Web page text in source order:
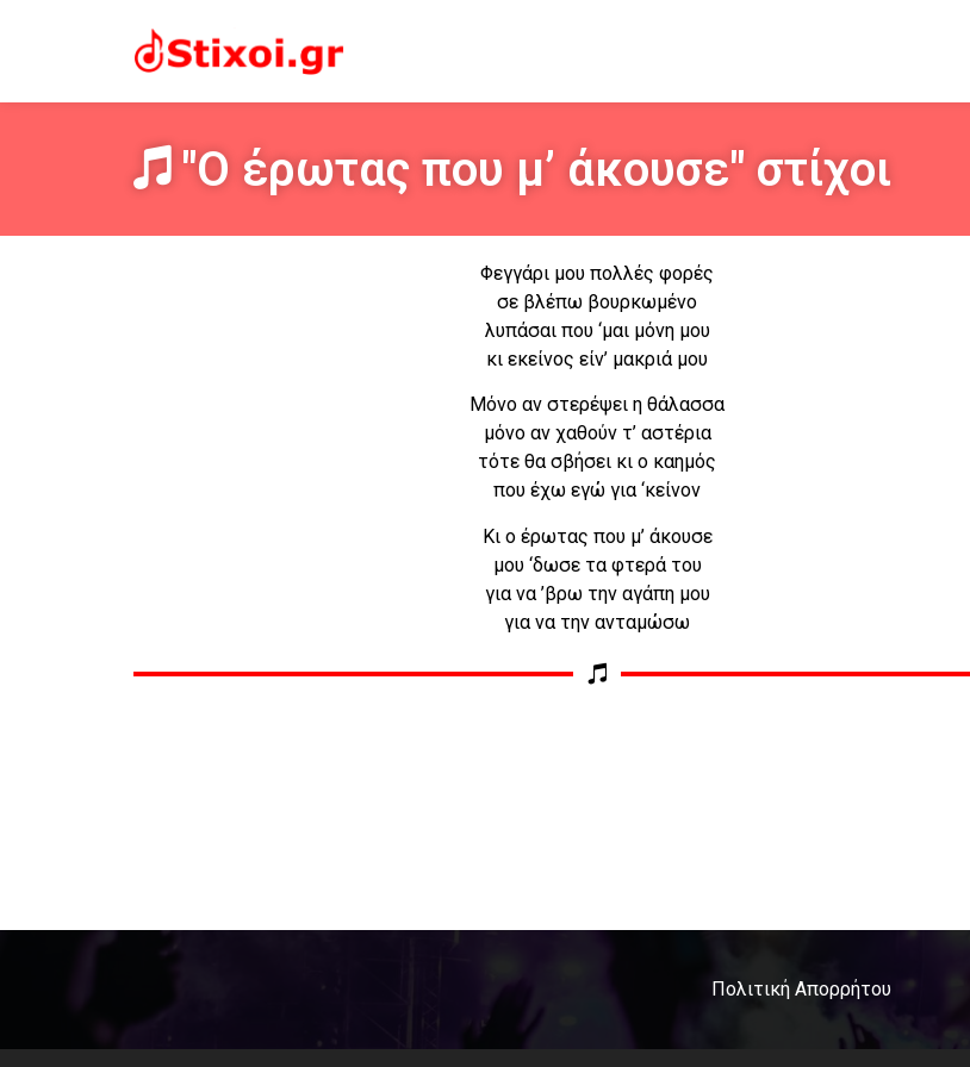
"Ο έρωτας που μ’ άκουσε" στίχοι
Φεγγάρι μου πολλές φορές
σε βλέπω βουρκωμένο
λυπάσαι που ‘μαι μόνη μου
κι εκείνος είν’ μακριά μου
Μόνο αν στερέψει η θάλασσα
μόνο αν χαθούν τ’ αστέρια
τότε θα σβήσει κι ο καημός
που έχω εγώ για ‘κείνον
Κι ο έρωτας που μ’ άκουσε
μου ‘δωσε τα φτερά του
για να ’βρω την αγάπη μου
για να την ανταμώσω
Πολιτική Απορρήτου